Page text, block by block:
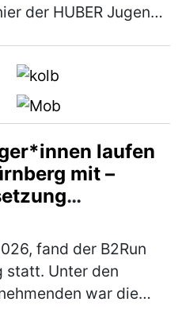
der HUBER Jugend-
laufen
mit –
fand der B2Run
statt. Unter den
war die